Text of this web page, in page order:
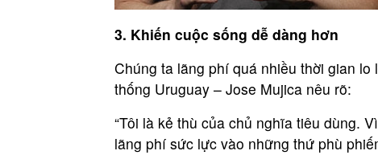
3. Khiến cuộc sống dễ dàng hơn
Chúng ta lãng phí quá nhiều thời gian
thống Uruguay – Jose Mujica nêu rõ:
“Tôi là kẻ thù của chủ nghĩa tiêu dùng.
lãng phí sức lực vào những thứ phù